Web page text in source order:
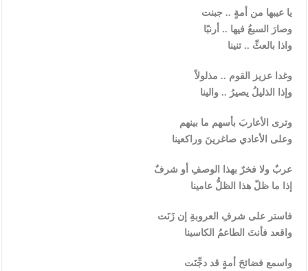
يا عيبها من أمةٍ .. جبنت
وصارَ السبعُ فيها .. أرنبًا
واذا بالعثِّ .. تنينا
وغدا عزيز القوم .. مذلولاً
وإذا الذليلُ يصيرُ .. والينا
وترى الأعاربَ بأسهم ما بينهم
وعلى الأعادي صاغرينَ وراكعينا
عربٌ ولا فخرٌ بهذا الوصفِ أو شرفٌ
إذا ما ظلّ هذا الظلُّ عامينا
فاستر على شرفِ العروبةِ إن زَنَت
واقعد فأنتَ الطاعمُ الكاسينا
واسمع فضائحَ أمةٍ قد دجِّنَت